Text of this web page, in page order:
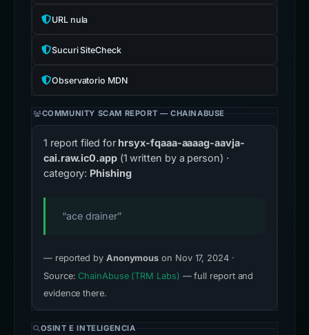
URL nula
Sucuri SiteCheck
Observatorio MDN
COMMUNITY SCAM REPORT — CHAINABUSE
1 report filed for hrsyx-fqaaa-aaaag-aavja-
cai.raw.ic0.app(1 written by a person) ·
category: Phishing
“ace drainer”
— reported by Anonymous on Nov 17, 2024 ·
Source:ChainAbuse (TRM Labs) — full report and
evidence there.
OSINT E INTELIGENCIA